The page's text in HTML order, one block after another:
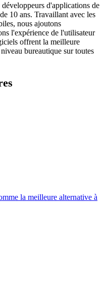
d'applications de
10 ans. Travaillant avec les
nous ajoutons
l'expérience de l'utilisateur
offrent la meilleure
bureautique sur toutes
la meilleure alternative à